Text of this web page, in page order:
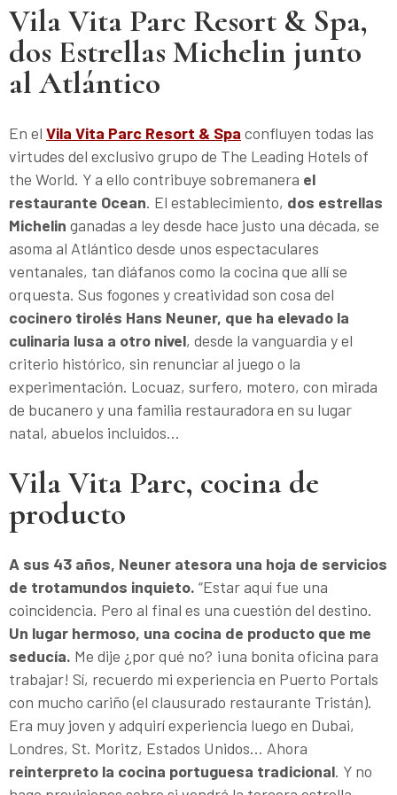
Vila Vita Parc Resort & Spa,
dos Estrellas Michelin junto
al Atlántico
En el Vila Vita Parc Resort & Spa confluyen todas las
virtudes del exclusivo grupo de The Leading Hotels of
the World. Y a ello contribuye sobremanera el
restaurante Ocean. El establecimiento, dos estrellas
Michelin ganadas a ley desde hace justo una década, se
asoma al Atlántico desde unos espectaculares
ventanales, tan diáfanos como la cocina que allí se
orquesta. Sus fogones y creatividad son cosa del
cocinero tirolés Hans Neuner, que ha elevado la
culinaria lusa a otro nivel, desde la vanguardia y el
criterio histórico, sin renunciar al juego o la
experimentación. Locuaz, surfero, motero, con mirada
de bucanero y una familia restauradora en su lugar
natal, abuelos incluidos…
Vila Vita Parc, cocina de
producto
A sus 43 años, Neuner atesora una hoja de servicios
de trotamundos inquieto. “Estar aquí fue una
coincidencia. Pero al final es una cuestión del destino.
Un lugar hermoso, una cocina de producto que me
seducía. Me dije ¿por qué no? ¡una bonita oficina para
trabajar! Sí, recuerdo mi experiencia en Puerto Portals
con mucho cariño (el clausurado restaurante Tristán).
Era muy joven y adquirí experiencia luego en Dubai,
Londres, St. Moritz, Estados Unidos... Ahora
reinterpreto la cocina portuguesa tradicional. Y no